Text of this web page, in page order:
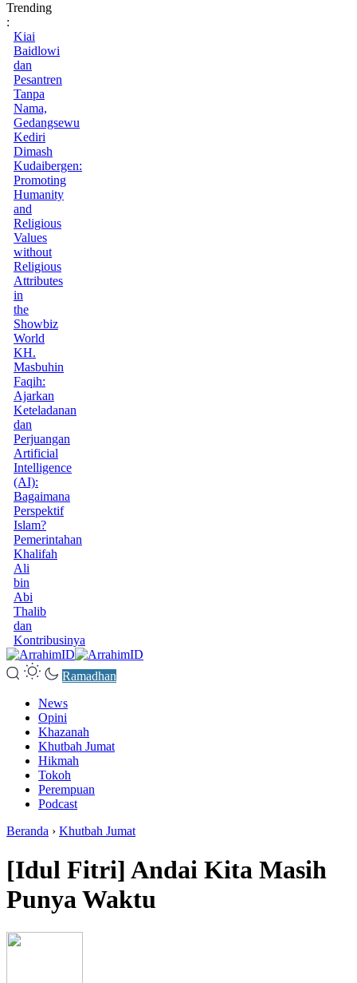
Trending
:
Kiai
Baidlowi
dan
Pesantren
Tanpa
Nama,
Gedangsewu
Kediri
Dimash
Kudaibergen:
Promoting
Humanity
and
Religious
Values
without
Religious
Attributes
in
the
Showbiz
World
KH.
Masbuhin
Faqih:
Ajarkan
Keteladanan
dan
Perjuangan
Artificial
Intelligence
(AI):
Bagaimana
Perspektif
Islam?
Pemerintahan
Khalifah
Ali
bin
Abi
Thalib
dan
Kontribusinya
Ramadhan
News
Opini
Khazanah
Khutbah Jumat
Hikmah
Tokoh
Perempuan
Podcast
Beranda › Khutbah Jumat
[Idul Fitri] Andai Kita Masih
Punya Waktu